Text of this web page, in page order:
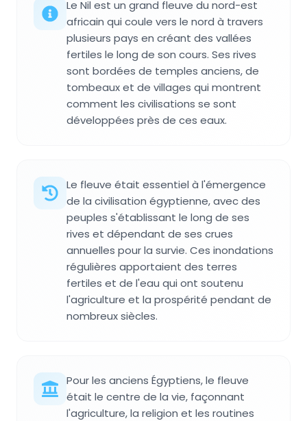
Le Nil est un grand fleuve du nord-est
africain qui coule vers le nord à travers
plusieurs pays en créant des vallées
fertiles le long de son cours. Ses rives
sont bordées de temples anciens, de
tombeaux et de villages qui montrent
comment les civilisations se sont
développées près de ces eaux.
Le fleuve était essentiel à l'émergence
de la civilisation égyptienne, avec des
peuples s'établissant le long de ses
rives et dépendant de ses crues
annuelles pour la survie. Ces inondations
régulières apportaient des terres
fertiles et de l'eau qui ont soutenu
l'agriculture et la prospérité pendant de
nombreux siècles.
Pour les anciens Égyptiens, le fleuve
était le centre de la vie, façonnant
l'agriculture, la religion et les routines